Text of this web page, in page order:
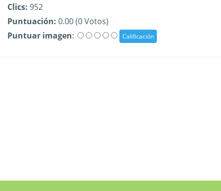
Clics: 952
Puntuación: 0.00 (0 Votos)
Puntuar imagen: